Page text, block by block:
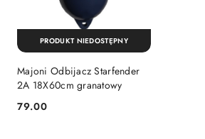
Majoni Odbijacz Starfender
2A 18X60cm granatowy
Cena:
79.00
PRODUKT NIEDOSTĘPNY